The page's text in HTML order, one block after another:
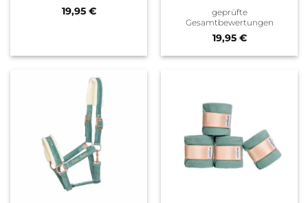
19,95 €
mit5von
5
geprüfte
Gesamtbewertungen
19,95 €